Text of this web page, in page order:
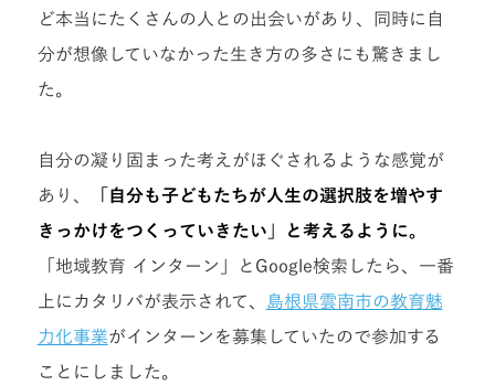
ど本当にたくさんの人との出会いがあり、同時に自
分が想像していなかった生き方の多さにも驚きまし
た。
自分の凝り固まった考えがほぐされるような感覚が
あり、
「自分も子どもたちが人生の選択肢を増やす
きっかけをつくっていきたい」と考えるように。
「地域教育 インターン」とGoogle検索したら、一番
上にカタリバが表示されて、 島根県雲南市の教育魅
力化事業がインターンを募集していたので参加する
ことにしました。